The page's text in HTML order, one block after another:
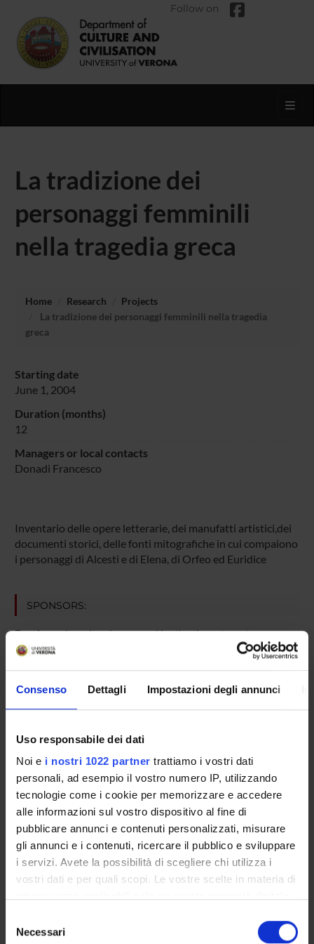
Consenso Dettagli Impostazioni degli annunci
Uso responsabile dei dati
Noi e i nostri 1022 partner trattiamo i vostri dati
personali, ad esempio il vostro numero IP, utilizzando
tecnologie come i cookie per memorizzare e accedere
alle informazioni sul vostro dispositivo al fine di
pubblicare annunci e contenuti personalizzati, misurare
gli annunci e i contenuti, ricercare il pubblico e sviluppare
i servizi. Avete la possibilità di scegliere chi utilizza i
vostri dati e per quali scopi. Le vostre scelte in materia di
modificare o revocare il proprio consenso in qualsiasi
delNecessari
Follow on
La tradizione dei
personaggi femminili
nella tragedia greca
Home Research
Projects
La tradizione dei personaggi femminili nella tragedia
greca
Starting date
June 1, 2004
Duration (months)
12
Managers or local contacts
Donadi Francesco
Inventario delle opere letterarie, dei manufatti artistici,dei
documenti storici, delle fonti mitografiche in cui compaiono
i personaggi di Alcesti e di Elena, di Orfeo ed Euridice
SPONSORS:
Funds:assigned and managed by the department
PROJECT PARTICIPANTS
ACTIVITIES
RESEARCH AREAS
RESEARCH GROUPS